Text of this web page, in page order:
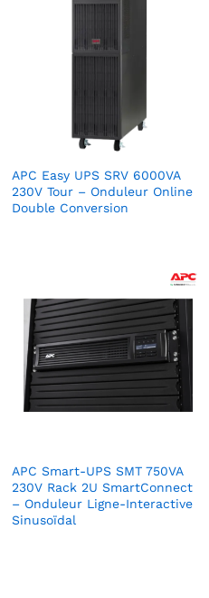
APC Easy UPS SRV 6000VA
230V Tour – Onduleur Online
Double Conversion
APC Smart-UPS SMT 750VA
230V Rack 2U SmartConnect
– Onduleur Ligne-Interactive
Sinusoïdal